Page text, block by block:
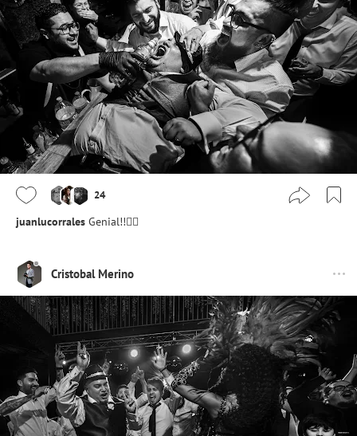
24
juanlucorrales Genial!!👌🏻
Cristobal Merino